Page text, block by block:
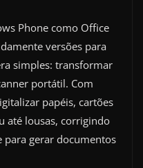
Phone como Office
versões para
simples: transformar
portátil. Com
papéis, cartões
até lousas, corrigindo
para gerar documentos